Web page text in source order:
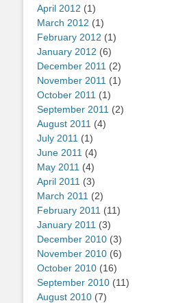
April 2012 (1)
March 2012 (1)
February 2012 (1)
January 2012 (6)
December 2011 (2)
November 2011 (1)
October 2011 (1)
September 2011 (2)
August 2011 (4)
July 2011 (1)
June 2011 (4)
May 2011 (4)
April 2011 (3)
March 2011 (2)
February 2011 (11)
January 2011 (3)
December 2010 (3)
November 2010 (6)
October 2010 (16)
September 2010 (11)
August 2010 (7)